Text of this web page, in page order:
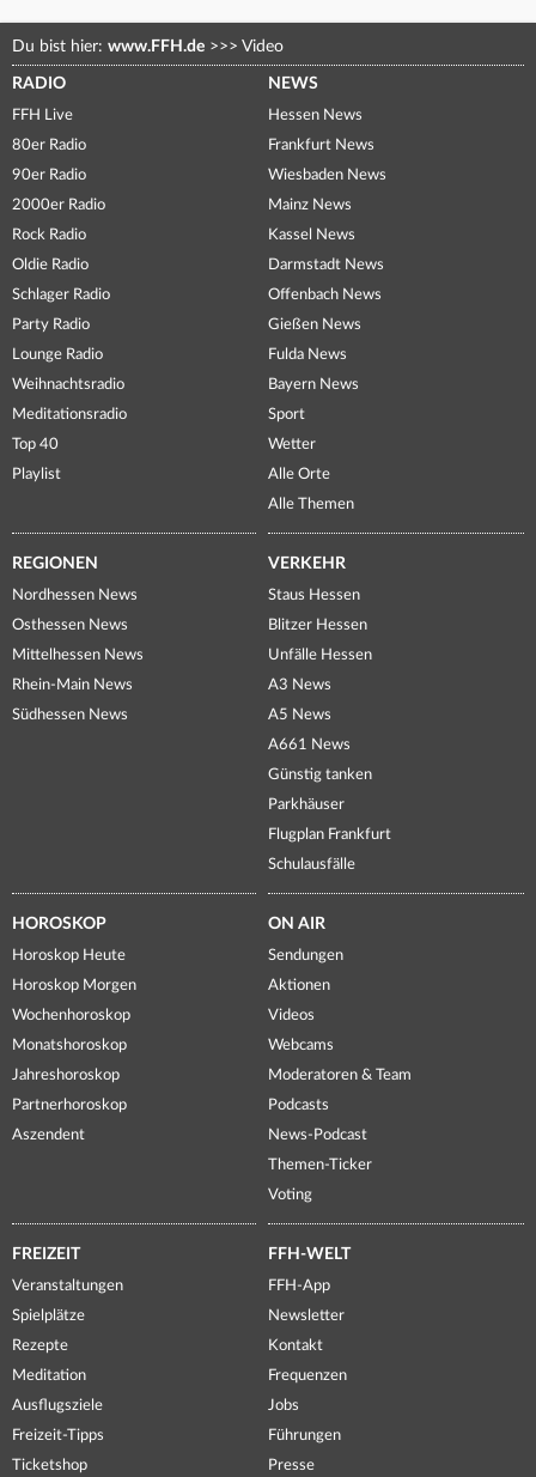
Du bist hier: www.FFH.de >>> Video
RADIO
FFH Live
80er Radio
90er Radio
2000er Radio
Rock Radio
Oldie Radio
Schlager Radio
Party Radio
Lounge Radio
Weihnachtsradio
Meditationsradio
Top 40
Playlist
NEWS
Hessen News
Frankfurt News
Wiesbaden News
Mainz News
Kassel News
Darmstadt News
Offenbach News
Gießen News
Fulda News
Bayern News
Sport
Wetter
Alle Orte
Alle Themen
REGIONEN
Nordhessen News
Osthessen News
Mittelhessen News
Rhein-Main News
Südhessen News
VERKEHR
Staus Hessen
Blitzer Hessen
Unfälle Hessen
A3 News
A5 News
A661 News
Günstig tanken
Parkhäuser
Flugplan Frankfurt
Schulausfälle
HOROSKOP
Horoskop Heute
Horoskop Morgen
Wochenhoroskop
Monatshoroskop
Jahreshoroskop
Partnerhoroskop
Aszendent
ON AIR
Sendungen
Aktionen
Videos
Webcams
Moderatoren & Team
Podcasts
News-Podcast
Themen-Ticker
Voting
FREIZEIT
Veranstaltungen
Spielplätze
Rezepte
Meditation
Ausflugsziele
Freizeit-Tipps
Ticketshop
FFH-WELT
FFH-App
Newsletter
Kontakt
Frequenzen
Jobs
Führungen
Presse